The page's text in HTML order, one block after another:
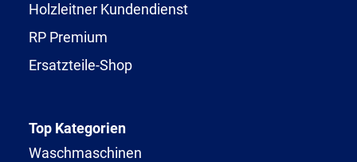
Holzleitner Kundendienst
RP Premium
Ersatzteile-Shop
Top Kategorien
Waschmaschinen